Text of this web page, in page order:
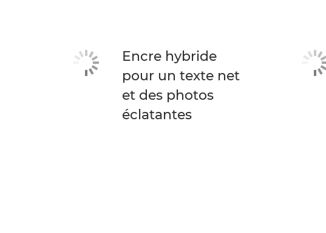
Encre hybride
pour un texte net
et des photos
éclatantes